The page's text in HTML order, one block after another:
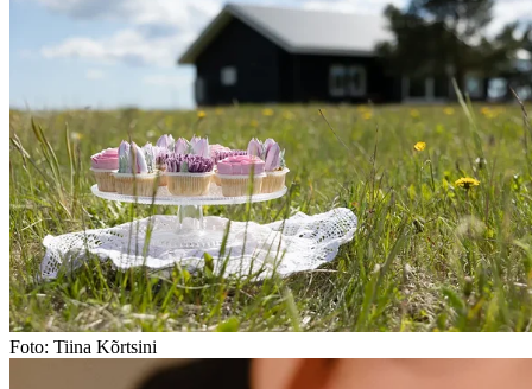
Foto: Tiina Kõrtsini